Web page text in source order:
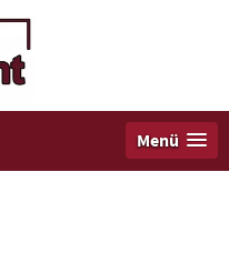
Menü